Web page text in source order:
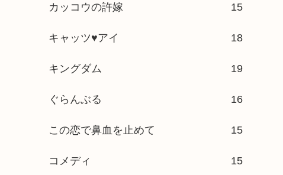
カッコウの許嫁 15
キャッツ♥アイ 18
キングダム 19
ぐらんぶる 16
この恋で鼻血を止めて 15
コメディ 15